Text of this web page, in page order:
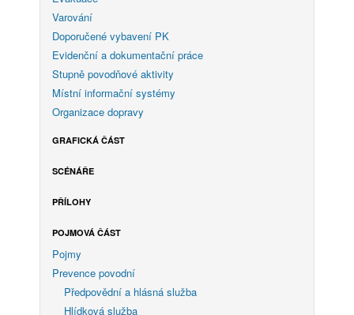
Varování
Doporučené vybavení PK
Evidenční a dokumentační práce
Stupně povodňové aktivity
Místní informační systémy
Organizace dopravy
GRAFICKÁ ČÁST
SCÉNÁŘE
PŘÍLOHY
POJMOVÁ ČÁST
Pojmy
Prevence povodní
Předpovědní a hlásná služba
Hlídková služba